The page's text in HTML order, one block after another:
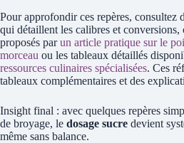
Pour approfondir ces repères, consultez
qui détaillent les calibres et conversions,
proposés parun article pratique sur le
morceau ou les tableaux détaillés
ressources culinaires spécialisées. Ces
tableaux complémentaires et des
Insight final : avec quelques repères
de broyage, le dosage sucre devient
même sans balance.